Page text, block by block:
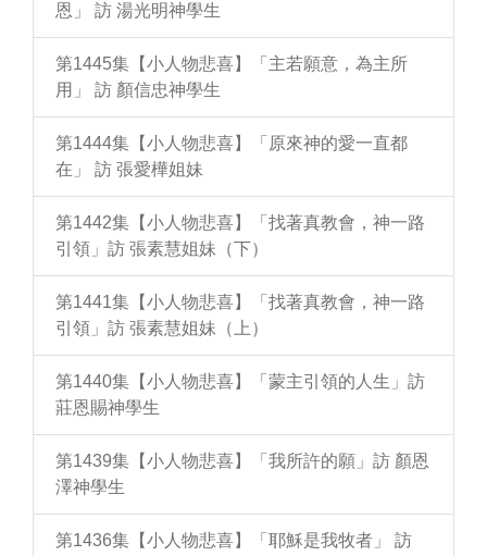
恩」 訪 湯光明神學生
第1445集【小人物悲喜】「主若願意，為主所
用」 訪 顏信忠神學生
第1444集【小人物悲喜】「原來神的愛一直都
在」 訪 張愛樺姐妹
第1442集【小人物悲喜】「找著真教會，神一路
引領」訪 張素慧姐妹（下）
第1441集【小人物悲喜】「找著真教會，神一路
引領」訪 張素慧姐妹（上）
第1440集【小人物悲喜】「蒙主引領的人生」訪
莊恩賜神學生
第1439集【小人物悲喜】「我所許的願」訪 顏恩
澤神學生
第1436集【小人物悲喜】「耶穌是我牧者」 訪